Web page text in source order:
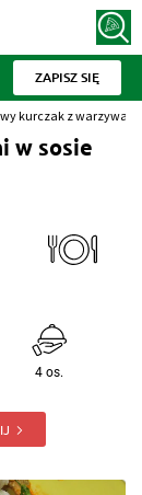
ZAPISZ SIĘ
kurczak z
w sosie
4 os.